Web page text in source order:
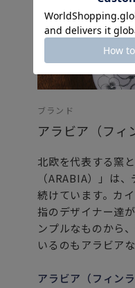
テーブルコーディ
ぜひあなただけの
いつものごはんの
心を癒やすムーミ
カップボードにオ
ムーミン谷を訪れ
女性・男性にかか
特別な記念日の心
お祝いのギフトや
頑張った自分への
フィンランド、ス
ンド最大の窯であ
ブランド
アラビア（フィ
北欧を代表する窯
（ARABIA）」は
続けています。カ
指のデザイナー達
ンプルなものから
いるのもアラビア
アラビア（フィン